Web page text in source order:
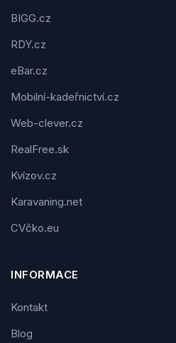
BIGG.cz
RDY.cz
eBar.cz
Mobilní-kadeřnictví.cz
Web-clever.cz
RealFree.sk
Kvízov.cz
Karavaning.net
CVčko.eu
INFORMACE
Kontakt
Blog